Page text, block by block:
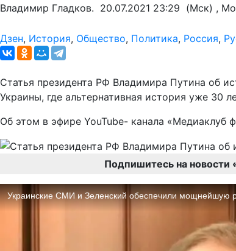
Владимир Гладков. 20.07.2021 23:29 (Мск) ,
Дзен, История, Общество, Политика, Россия,
Статья президента РФ Владимира Путина об
Украины, где альтернативная история уже 30
Об этом в эфире YouTube- канала «Медиаклуб
Подпишитесь на новости